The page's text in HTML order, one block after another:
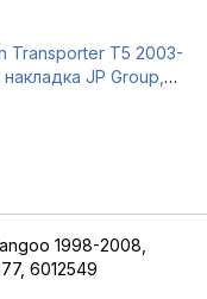
Transporter T5 2003-
JP Group,